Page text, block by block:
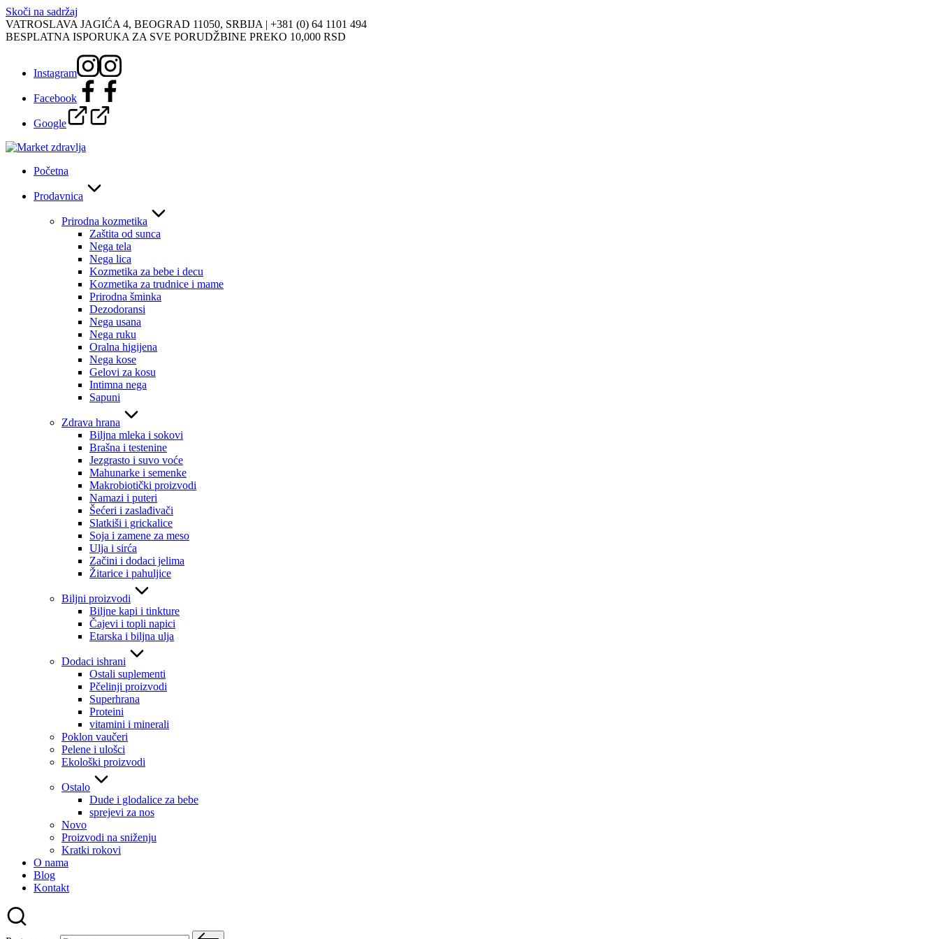
Skoči na sadržaj
VATROSLAVA JAGIĆA 4, BEOGRAD 11050, SRBIJA | +381 (0) 64 1101 494
BESPLATNA ISPORUKA ZA SVE PORUDŽBINE PREKO 10,000 RSD
Instagram
Facebook
Google
Početna
Prodavnica
Prirodna kozmetika
Zaštita od sunca
Nega tela
Nega lica
Kozmetika za bebe i decu
Kozmetika za trudnice i mame
Prirodna šminka
Dezodoransi
Nega usana
Nega ruku
Oralna higijena
Nega kose
Gelovi za kosu
Intimna nega
Sapuni
Zdrava hrana
Biljna mleka i sokovi
Brašna i testenine
Jezgrasto i suvo voće
Mahunarke i semenke
Makrobiotički proizvodi
Namazi i puteri
Šećeri i zaslađivači
Slatkiši i grickalice
Soja i zamene za meso
Ulja i sirća
Začini i dodaci jelima
Žitarice i pahuljice
Biljni proizvodi
Biljne kapi i tinkture
Čajevi i topli napici
Etarska i biljna ulja
Dodaci ishrani
Ostali suplementi
Pčelinji proizvodi
Superhrana
Proteini
vitamini i minerali
Poklon vaučeri
Pelene i ulošci
Ekološki proizvodi
Ostalo
Dude i glodalice za bebe
sprejevi za nos
Novo
Proizvodi na sniženju
Kratki rokovi
O nama
Blog
Kontakt